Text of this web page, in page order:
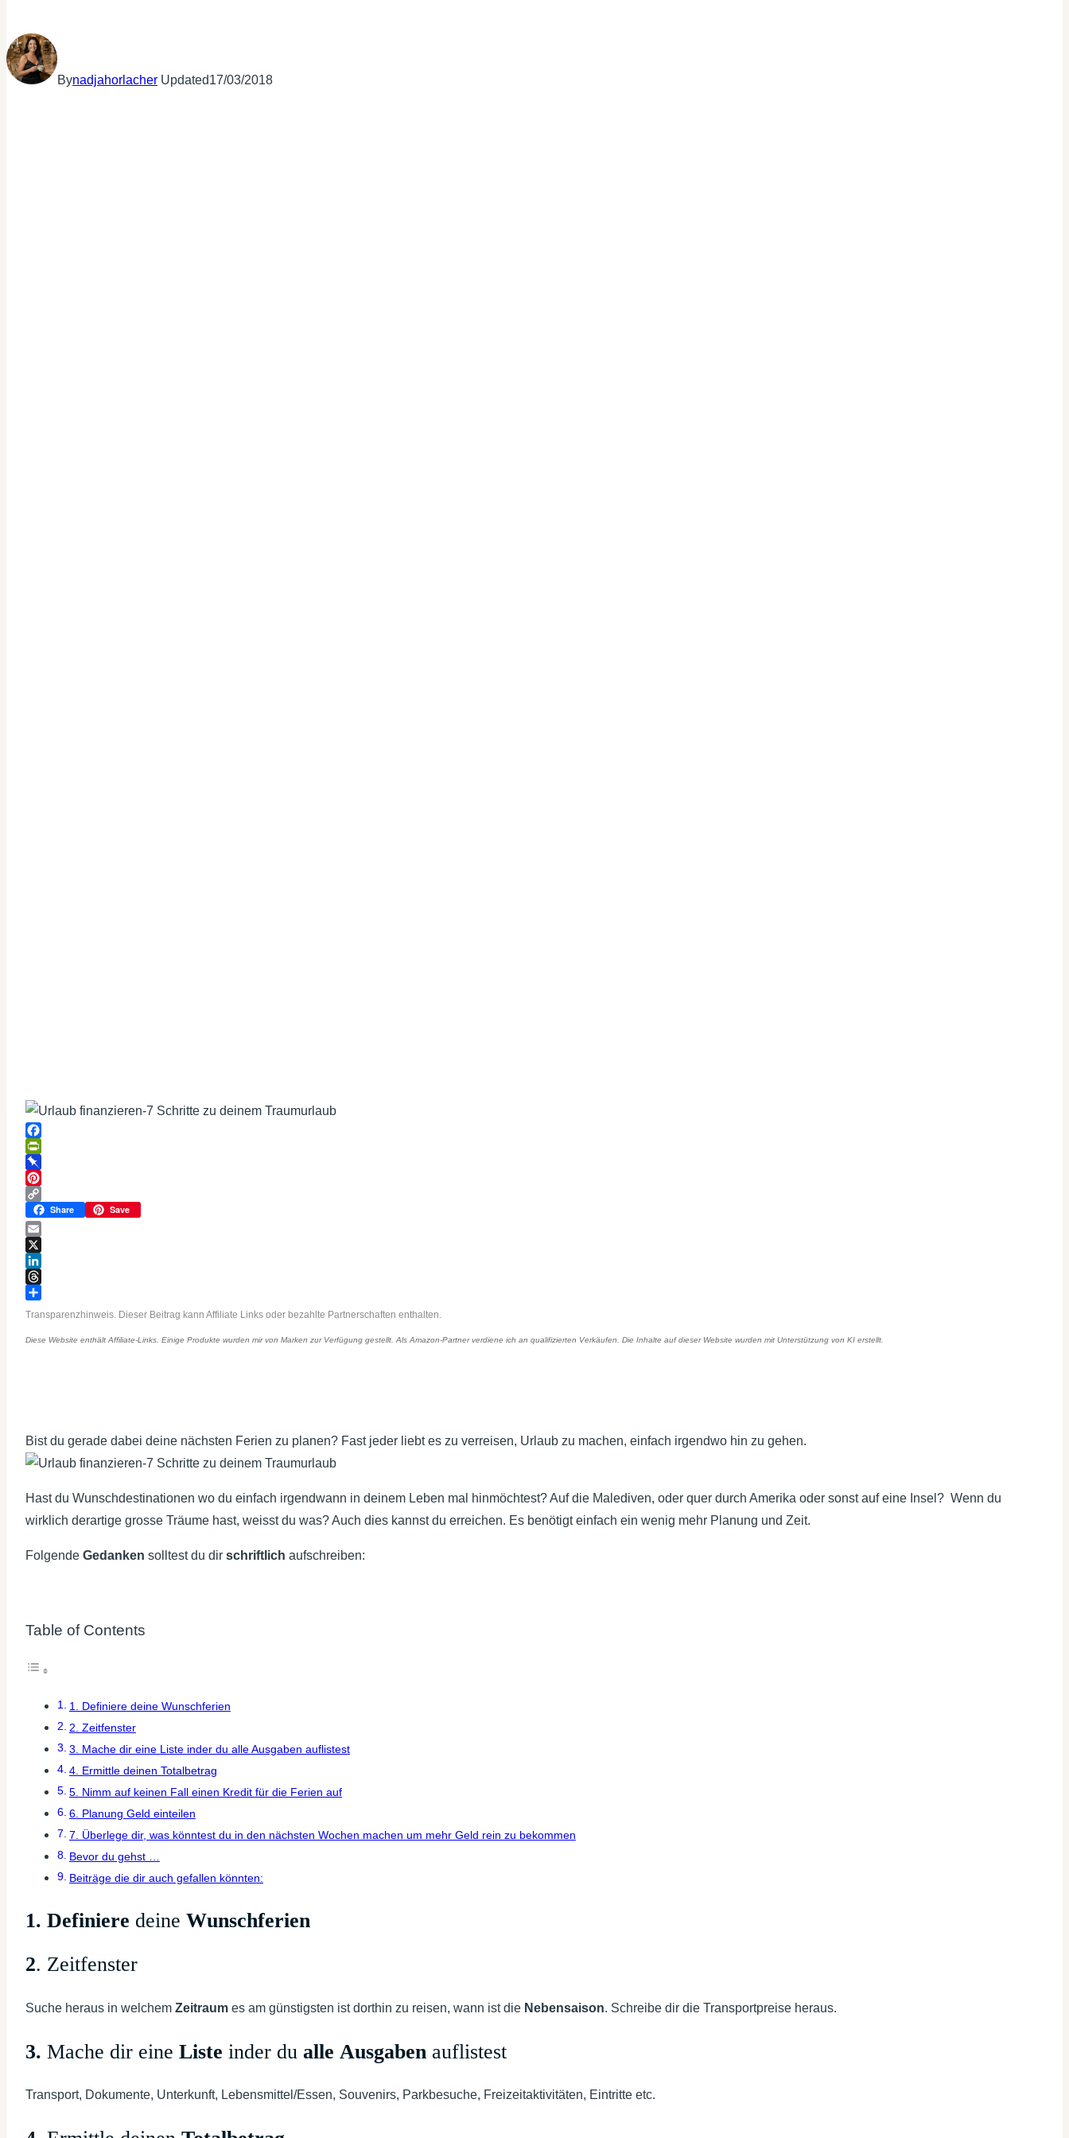
Bynadjahorlacher Updated17/03/2018
Facebook
PrintFriendly
Pinboard
Pinterest
Copy
Link
Share Save
Email
X
LinkedIn
Threads
Teilen
Transparenzhinweis. Dieser Beitrag kann Affiliate Links oder bezahlte Partnerschaften enthalten.
Diese Website enthält Affiliate-Links. Einige Produkte wurden mir von Marken zur Verfügung gestellt. Als Amazon-Partner verdiene ich an qualifizierten Verkäufen. Die Inhalte auf dieser Website wurden mit Unterstützung von KI erstellt.
Bist du gerade dabei deine nächsten Ferien zu planen? Fast jeder liebt es zu verreisen, Urlaub zu machen, einfach irgendwo hin zu gehen.
Hast du Wunschdestinationen wo du einfach irgendwann in deinem Leben mal hinmöchtest? Auf die Malediven, oder quer durch Amerika oder sonst auf eine Insel? Wenn du
wirklich derartige grosse Träume hast, weisst du was? Auch dies kannst du erreichen. Es benötigt einfach ein wenig mehr Planung und Zeit.
Folgende Gedanken solltest du dir schriftlich aufschreiben:
Table of Contents
1. Definiere deine Wunschferien
2. Zeitfenster
3. Mache dir eine Liste inder du alle Ausgaben auflistest
4. Ermittle deinen Totalbetrag
5. Nimm auf keinen Fall einen Kredit für die Ferien auf
6. Planung Geld einteilen
7. Überlege dir, was könntest du in den nächsten Wochen machen um mehr Geld rein zu bekommen
Bevor du gehst …
Beiträge die dir auch gefallen könnten:
1. Definiere deine Wunschferien
2. Zeitfenster
Suche heraus in welchem Zeitraum es am günstigsten ist dorthin zu reisen, wann ist die Nebensaison. Schreibe dir die Transportpreise heraus.
3. Mache dir eine Liste inder du alle Ausgaben auflistest
Transport, Dokumente, Unterkunft, Lebensmittel/Essen, Souvenirs, Parkbesuche, Freizeitaktivitäten, Eintritte etc.